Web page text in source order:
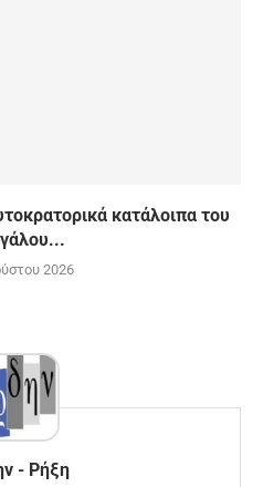
κατάλοιπα του
2026
- Ρήξη